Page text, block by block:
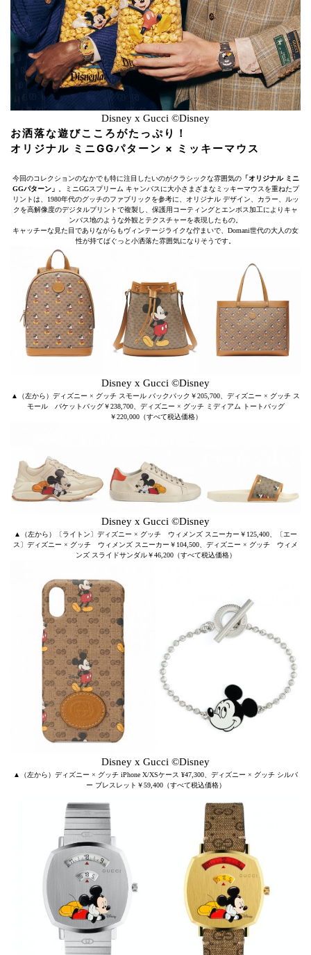
Disney x Gucci ©Disney
お洒落な遊びこころがたっぷり！
オリジナル ミニGGパターン × ミッキーマウス
今回のコレクションのなかでも特に注目したいのがクラシックな雰囲気の「オリジナル ミニ
GGパターン」
。ミニGGスプリーム キャンバスに大小さまざまなミッキーマウスを重ねたプ
リントは、1980年代のグッチのファブリックを参考に、オリジナル デザイン、カラー、ルッ
クを高解像度のデジタルプリントで複製し、保護用コーティングとエンボス加工によりキャ
ンバス地のような外観とテクスチャーを表現したもの。
キャッチーな見た目でありながらもヴィンテージライクな佇まいで、Domani世代の大人の女
性が持てばぐっと小洒落た雰囲気になりそうです。
Disney x Gucci ©Disney
▲（左から）ディズニー × グッチ スモール バックパック￥205,700、ディズニー × グッチ ス
モール バケットバッグ￥238,700、ディズニー × グッチ ミディアム トートバッグ
￥220,000（すべて税込価格）
Disney x Gucci ©Disney
▲（左から）〔ライトン〕ディズニー × グッチ ウィメンズ スニーカー￥125,400、〔エー
ス〕ディズニー × グッチ ウィメンズ スニーカー￥104,500、ディズニー × グッチ ウィメ
ンズ スライドサンダル￥46,200（すべて税込価格）
Disney x Gucci ©Disney
▲（左から）ディズニー × グッチ iPhone X/XSケース ¥47,300、ディズニー × グッチ シルバ
ー ブレスレット￥59,400（すべて税込価格）